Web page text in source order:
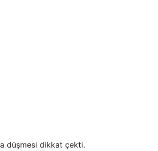
düşmesi dikkat çekti.